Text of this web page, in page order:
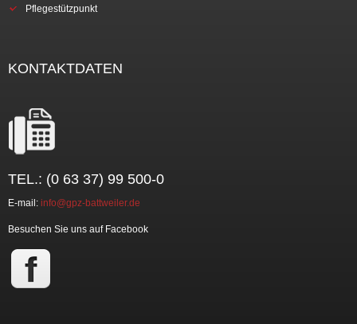
Pflegestützpunkt
KONTAKTDATEN
TEL.: (0 63 37) 99 500-0
E-mail: info@gpz-battweiler.de
Besuchen Sie uns auf Facebook